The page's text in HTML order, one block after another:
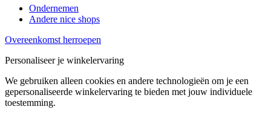
Ondernemen
Andere nice shops
Overeenkomst herroepen
Personaliseer je winkelervaring
We gebruiken alleen cookies en andere technologieën om je een
gepersonaliseerde winkelervaring te bieden met jouw individuele
toestemming.